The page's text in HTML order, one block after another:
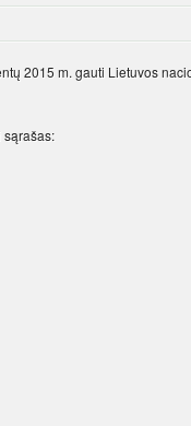
2015 m. gauti Lietuvos
są­ra­šas: